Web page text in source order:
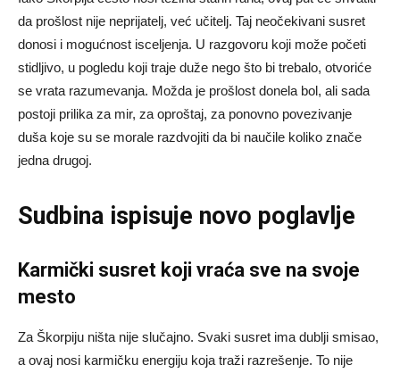
da prošlost nije neprijatelj, već učitelj. Taj neočekivani susret
donosi i mogućnost isceljenja. U razgovoru koji može početi
stidljivo, u pogledu koji traje duže nego što bi trebalo, otvoriće
se vrata razumevanja. Možda je prošlost donela bol, ali sada
postoji prilika za mir, za oproštaj, za ponovno povezivanje
duša koje su se morale razdvojiti da bi naučile koliko znače
jedna drugoj.
Sudbina ispisuje novo poglavlje
Karmički susret koji vraća sve na svoje
mesto
Za Škorpiju ništa nije slučajno. Svaki susret ima dublji smisao,
a ovaj nosi karmičku energiju koja traži razrešenje. To nije